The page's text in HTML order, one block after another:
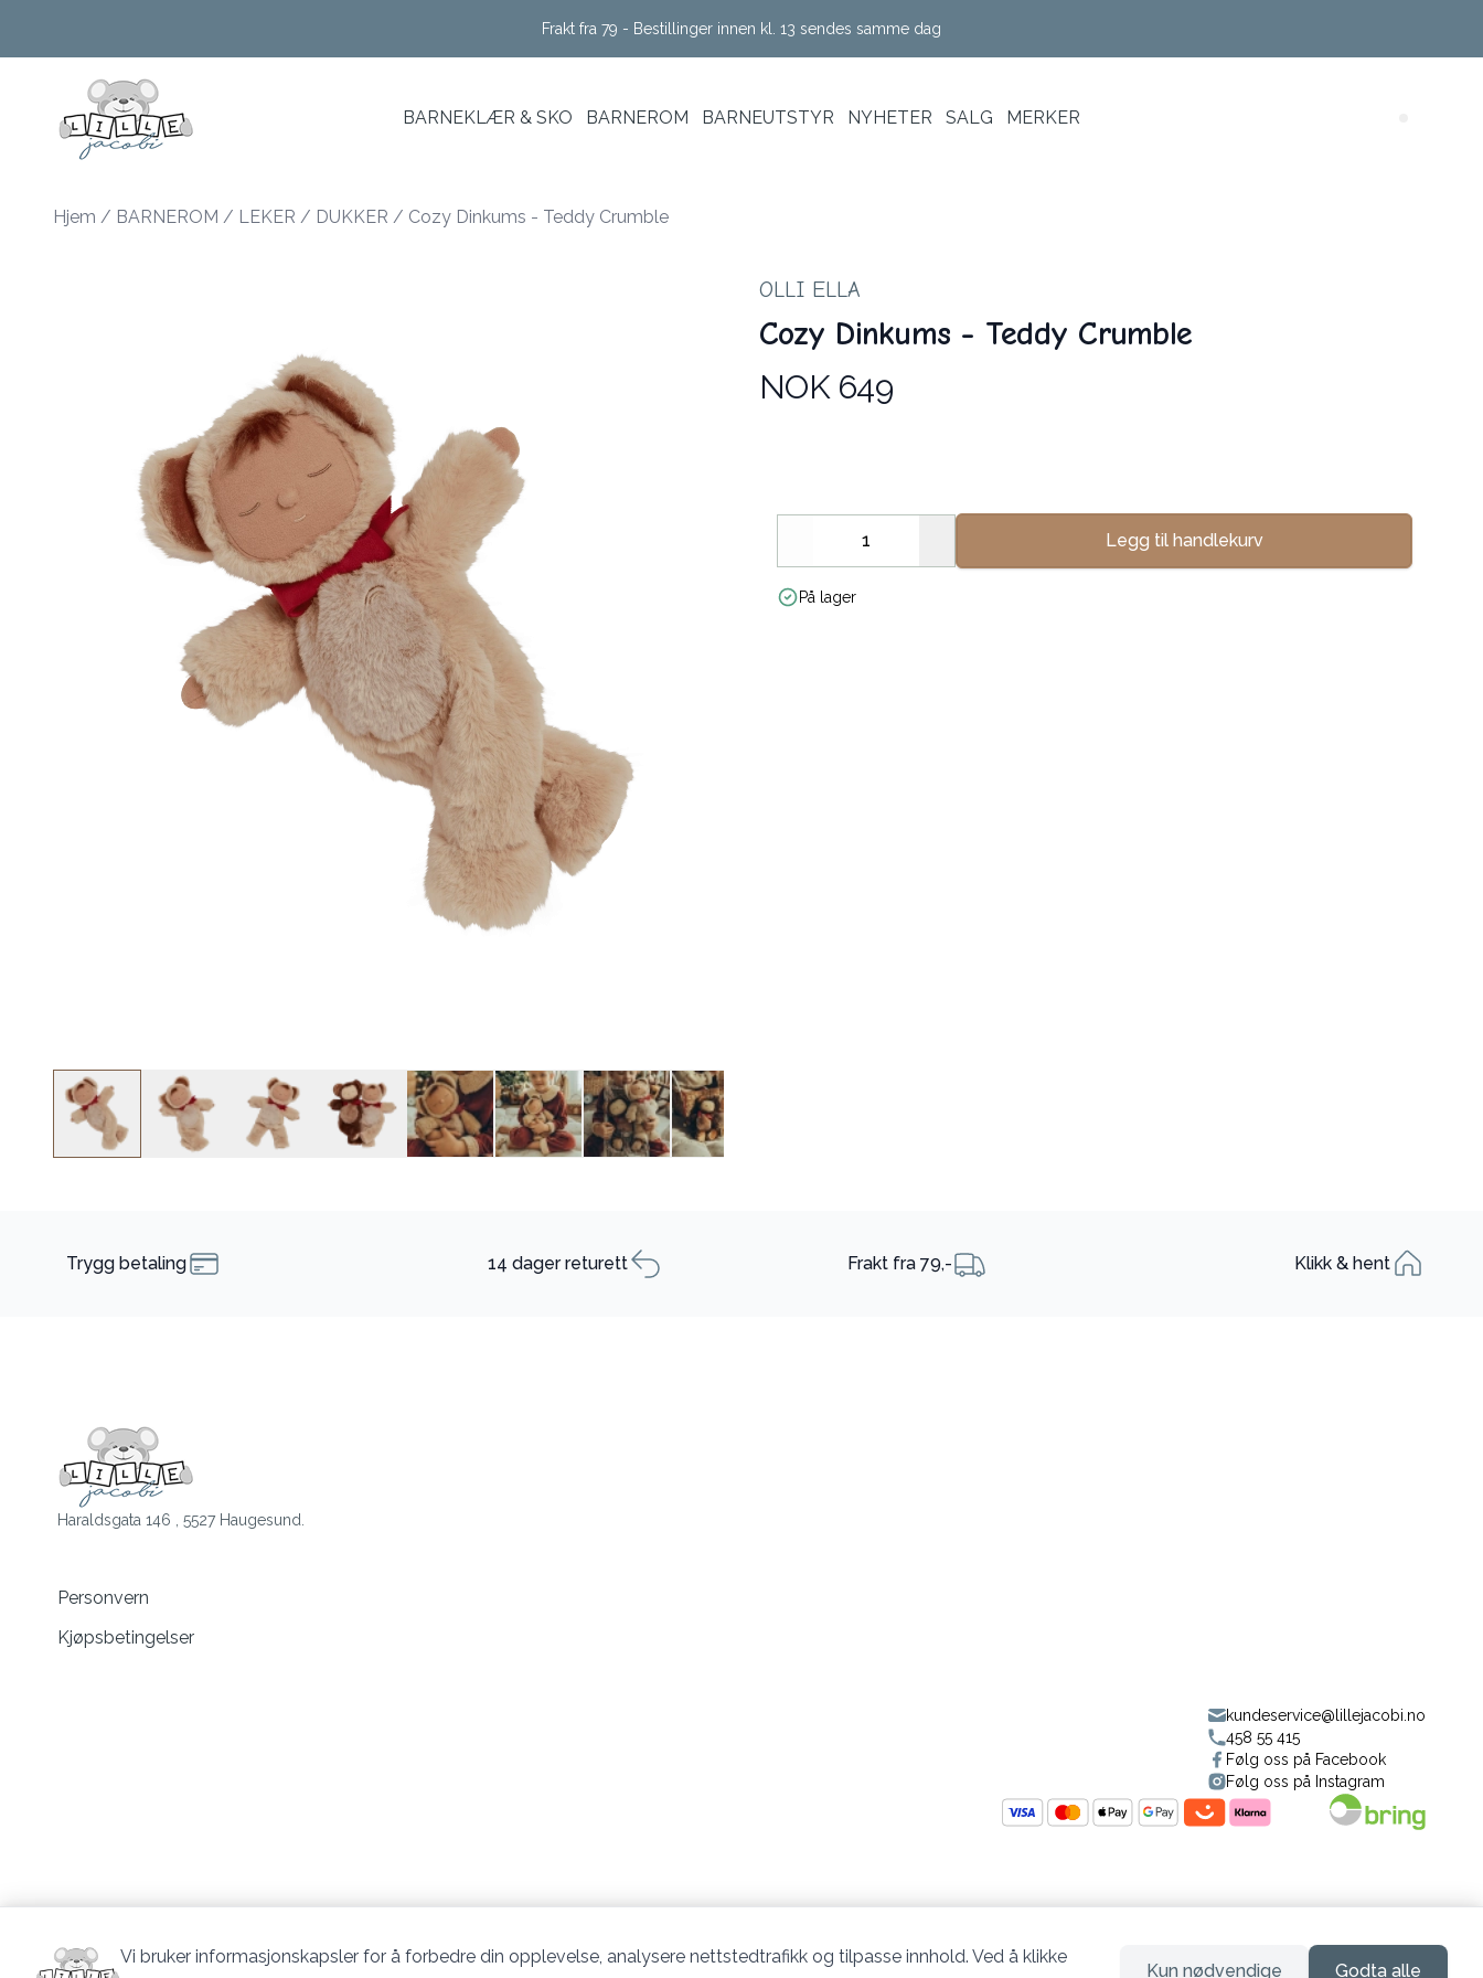
Frakt fra 79 - Bestillinger innen kl. 13 sendes samme dag
BARNEKLÆR & SKO BARNEROM BARNEUTSTYR NYHETER SALG MERKER
Hjem / BARNEROM / LEKER / DUKKER / Cozy Dinkums - Teddy Crumble
OLLI ELLA
Cozy Dinkums - Teddy Crumble
Produktdetaljer
NOK 649
Decrease
Legg til handlekurv
På lager
Trygg betaling 14 dager returett Frakt fra 79,- Klikk & hent
Haraldsgata 146 , 5527 Haugesund.
Personvern
Kjøpsbetingelser
kundeservice@lillejacobi.no
458 55 415
Følg oss på Facebook
Følg oss på Instagram
Vi bruker informasjonskapsler for å forbedre din opplevelse, analysere nettstedtrafikk og tilpasse innhold. Ved å klikke
Kun nødvendige Godta alle